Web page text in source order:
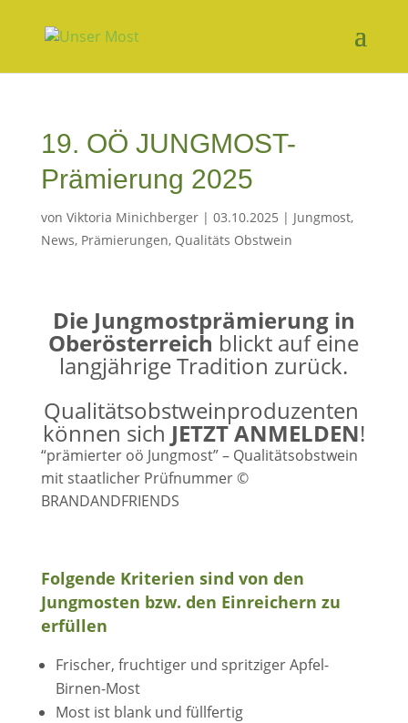
19. OÖ JUNGMOST-
Prämierung 2025
von Viktoria Minichberger| 03.10.2025 | Jungmost,
News, Prämierungen, Qualitäts Obstwein
Die Jungmostprämierung in
Oberösterreich blickt auf eine
langjährige Tradition zurück.
Qualitätsobstweinproduzenten
können sich JETZT ANMELDEN!
“prämierter oö Jungmost” – Qualitätsobstwein
mit staatlicher Prüfnummer ©
BRANDANDFRIENDS
Folgende Kriterien sind von den
Jungmosten bzw. den Einreichern zu
erfüllen
Frischer, fruchtiger und spritziger Apfel-
Birnen-Most
Most ist blank und füllfertig